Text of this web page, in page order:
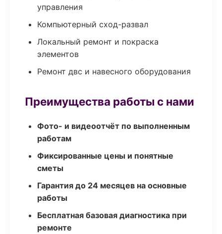
управления
Компьютерный сход-развал
Локальный ремонт и покраска
элементов
Ремонт двс и навесного оборудования
Преимущества работы с нами
Фото- и видеоотчёт по выполненным
работам
Фиксированные цены и понятные
сметы
Гарантия до 24 месяцев на основные
работы
Бесплатная базовая диагностика при
ремонте